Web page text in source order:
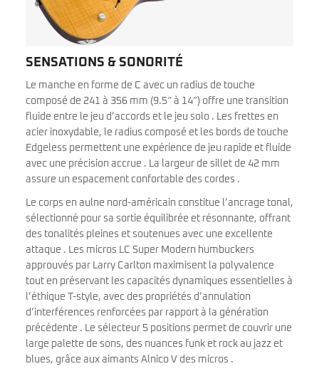
SENSATIONS & SONORITÉ
Le manche en forme de C avec un radius de touche
composé de 241 à 356 mm (9.5″ à 14″) offre une transition
fluide entre le jeu d’accords et le jeu solo . Les frettes en
acier inoxydable, le radius composé et les bords de touche
Edgeless permettent une expérience de jeu rapide et fluide
avec une précision accrue . La largeur de sillet de 42 mm
assure un espacement confortable des cordes .
Le corps en aulne nord-américain constitue l’ancrage tonal,
sélectionné pour sa sortie équilibrée et résonnante, offrant
des tonalités pleines et soutenues avec une excellente
attaque . Les micros LC Super Modern humbuckers
approuvés par Larry Carlton maximisent la polyvalence
tout en préservant les capacités dynamiques essentielles à
l’éthique T-style, avec des propriétés d’annulation
d’interférences renforcées par rapport à la génération
précédente . Le sélecteur 5 positions permet de couvrir une
large palette de sons, des nuances funk et rock au jazz et
blues, grâce aux aimants Alnico V des micros .